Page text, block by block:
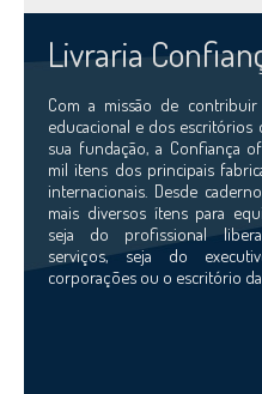
Livraria
Com a missão de
educacional e dos escritórios
sua fundação, a Confiança
mil itens dos principais
internacionais. Desde
mais diversos ítens para
seja do profissional
serviços, seja do
corporações ou o escritório da